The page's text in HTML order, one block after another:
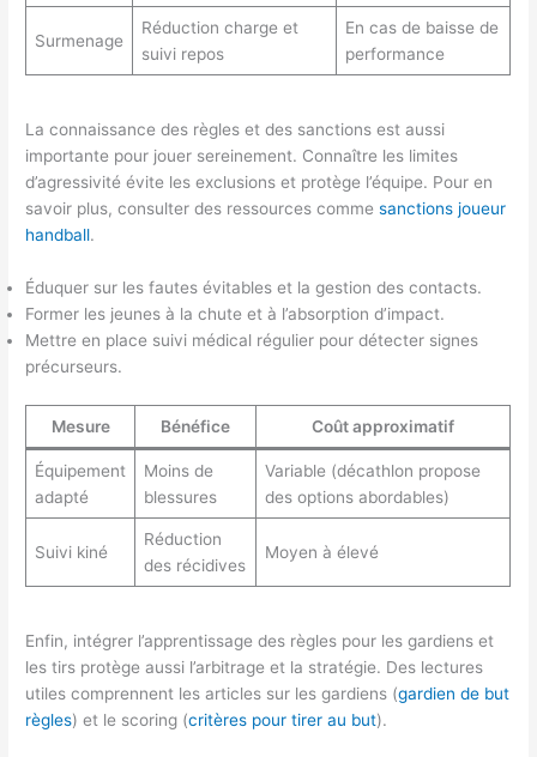
Surmenage
Réduction charge et
suivi repos
En cas de baisse de
performance
La connaissance des règles et des sanctions est aussi
importante pour jouer sereinement. Connaître les limites
d’agressivité évite les exclusions et protège l’équipe. Pour en
savoir plus, consulter des ressources commesanctions joueur
handball.
Éduquer sur les fautes évitables et la gestion des contacts.
Former les jeunes à la chute et à l’absorption d’impact.
Mettre en place suivi médical régulier pour détecter signes
précurseurs.
Mesure Bénéfice Coût approximatif
Équipement
adapté
Moins de
blessures
Variable (décathlon propose
des options abordables)
Suivi kiné
Réduction
des récidives
Moyen à élevé
Enfin, intégrer l’apprentissage des règles pour les gardiens et
les tirs protège aussi l’arbitrage et la stratégie. Des lectures
utiles comprennent les articles sur les gardiens (gardien de but
règles) et le scoring (critères pour tirer au but).